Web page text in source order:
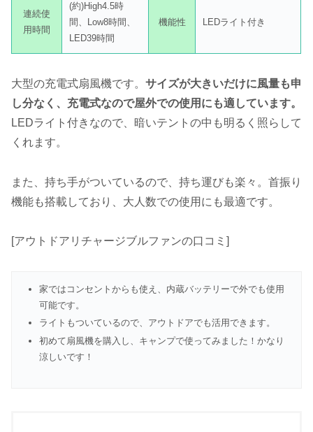
連続使
用時間
(約)High4.5時
間、Low8時間、
LED39時間
機能性 LEDライト付き
大型の充電式扇風機です。 サイズが大きいだけに風量も申
し分なく、充電式なので屋外での使用にも適しています。
LEDライト付きなので、暗いテントの中も明るく照らして
くれます。
また、持ち手がついているので、持ち運びも楽々。首振り
機能も搭載しており、大人数での使用にも最適です。
[アウトドアリチャージブルファンの口コミ]
家ではコンセントからも使え、内蔵バッテリーで外でも使用
可能です。
ライトもついているので、アウトドアでも活用できます。
初めて扇風機を購入し、キャンプで使ってみました！かなり
涼しいです！